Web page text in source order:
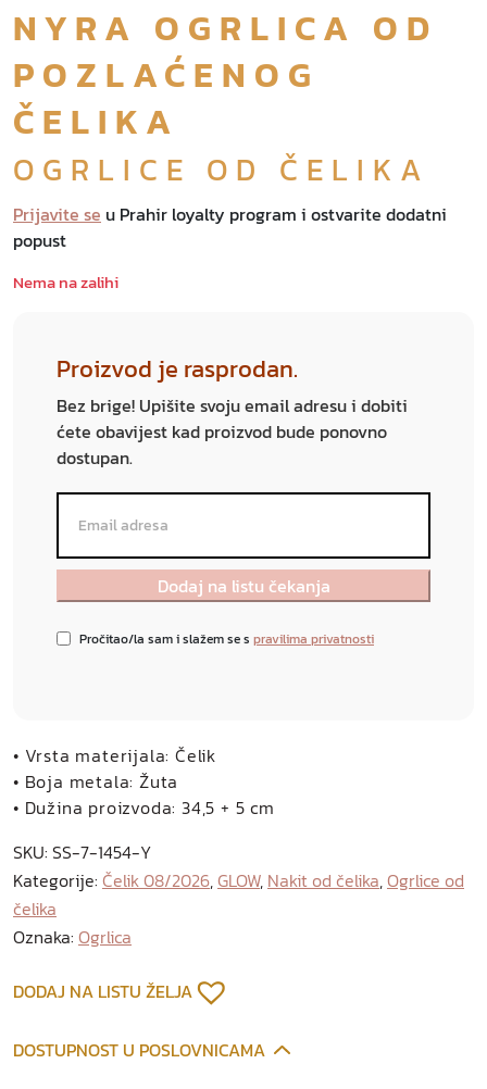
NYRA OGRLICA OD
POZLAĆENOG
ČELIKA
OGRLICE OD ČELIKA
Prijavite se u Prahir loyalty program i ostvarite dodatni
popust
Nema na zalihi
Proizvod je rasprodan.
Bez brige! Upišite svoju email adresu i dobiti
ćete obavijest kad proizvod bude ponovno
dostupan.
Pročitao/la sam i slažem se s pravilima privatnosti
• Vrsta materijala: Čelik
• Boja metala: Žuta
• Dužina proizvoda: 34,5 + 5 cm
SKU: SS-7-1454-Y
Kategorije: Čelik 08/2026,GLOW, Nakit od čelika,Ogrlice od
čelika
Oznaka: Ogrlica
DODAJ NA LISTU ŽELJA
DOSTUPNOST U POSLOVNICAMA